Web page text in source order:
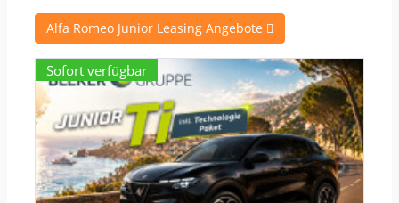
Alfa Romeo Junior Leasing Angebote
Sofort verfügbar